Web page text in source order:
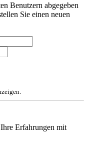
Benutzern abgegeben
Sie einen neuen
Erfahrungen mit